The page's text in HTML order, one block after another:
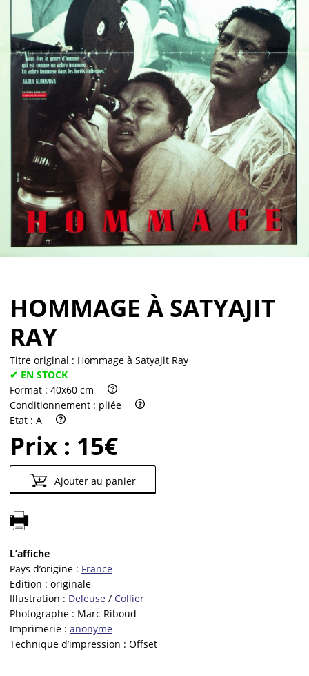
Vendre
HOMMAGE À SATYAJIT
RAY
Titre original : Hommage à Satyajit Ray
✔ EN STOCK
Format : 40x60 cm
Conditionnement : pliée
Etat : A
Prix : 15€
Ajouter au panier
L’affiche
Pays d’origine : France
Edition : originale
Illustration : Deleuse / Collier
Photographe : Marc Riboud
Imprimerie : anonyme
Technique d’impression : Offset